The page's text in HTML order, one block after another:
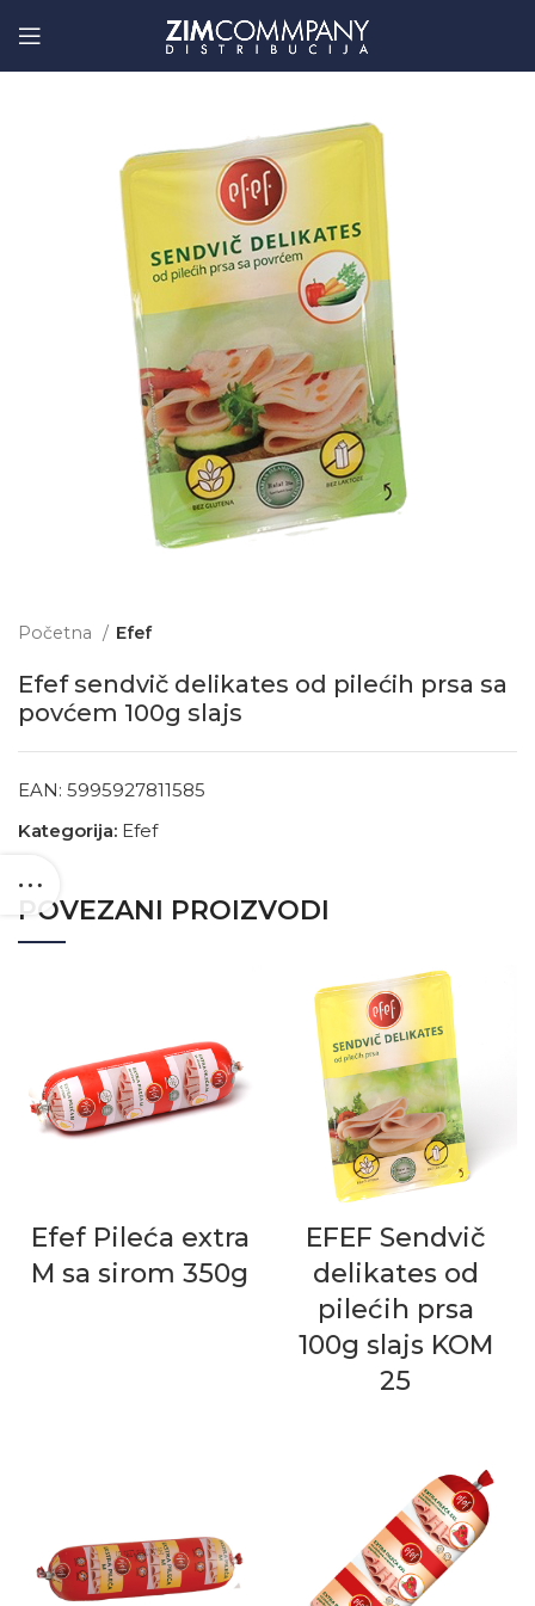
Početna Efef
Efef sendvič delikates od pilećih prsa sa
povćem 100g slajs
EAN: 5995927811585
Kategorija: Efef
POVEZANI PROIZVODI
Efef Pileća extra
M sa sirom 350g
EFEF Sendvič
delikates od
pilećih prsa
100g slajs KOM
25